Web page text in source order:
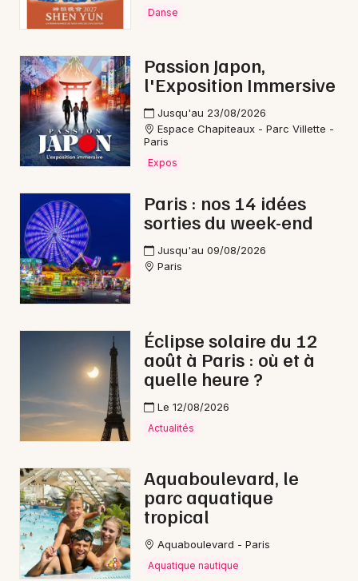
Danse
Passion Japon,
l'Exposition Immersive
Jusqu'au 23/08/2026
Espace Chapiteaux - Parc Villette -
Paris
Expos
Paris : nos 14 idées
sorties du week-end
Jusqu'au 09/08/2026
Paris
Éclipse solaire du 12
août à Paris : où et à
quelle heure ?
Le 12/08/2026
Actualités
Aquaboulevard, le
parc aquatique
tropical
Aquaboulevard - Paris
Aquatique nautique